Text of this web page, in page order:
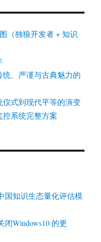
（独狼开发者 + 知识
、严谨与古典魅力的
式到现代平等的演变
系统完整方案
国知识生态量化评估模
闭Windows10 的更